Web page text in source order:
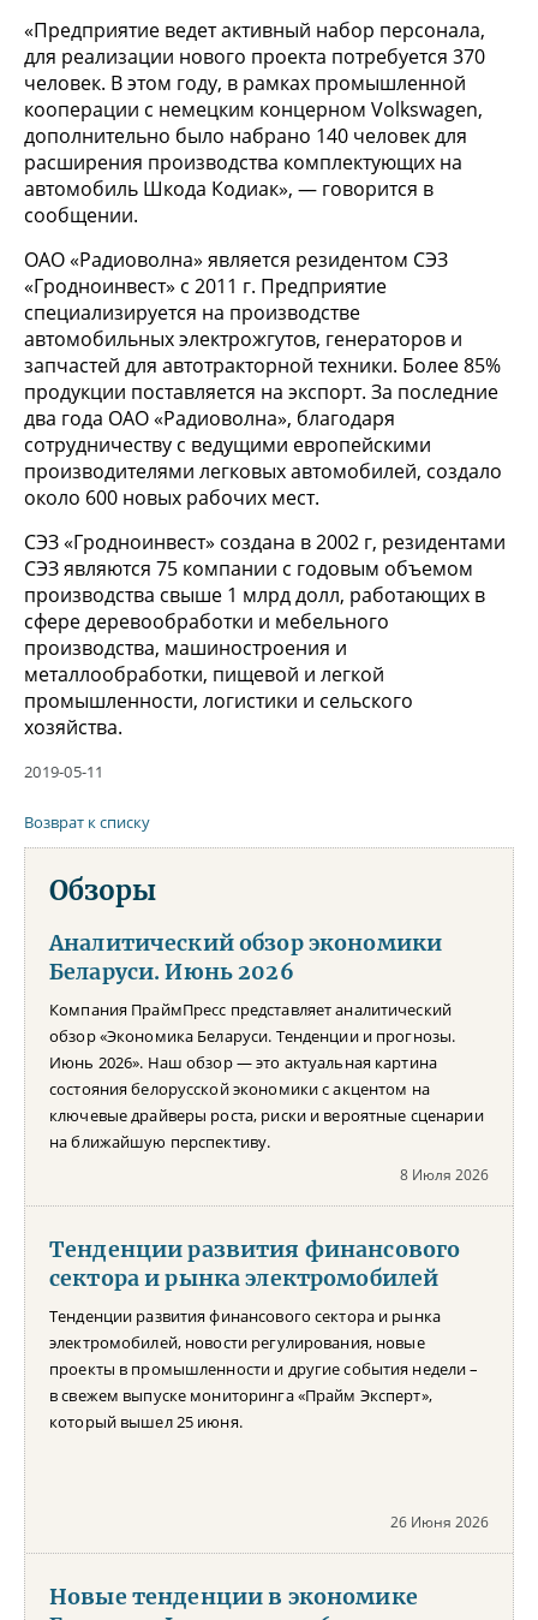
«Предприятие ведет активный набор персонала,
для реализации нового проекта потребуется 370
человек. В этом году, в рамках промышленной
кооперации с немецким концерном Volkswagen,
дополнительно было набрано 140 человек для
расширения производства комплектующих на
автомобиль Шкода Кодиак», — говорится в
сообщении.
ОАО «Радиоволна» является резидентом СЭЗ
«Гродноинвест» с 2011 г. Предприятие
специализируется на производстве
автомобильных электрожгутов, генераторов и
запчастей для автотракторной техники. Более 85%
продукции поставляется на экспорт. За последние
два года ОАО «Радиоволна», благодаря
сотрудничеству с ведущими европейскими
производителями легковых автомобилей, создало
около 600 новых рабочих мест.
СЭЗ «Гродноинвест» создана в 2002 г, резидентами
СЭЗ являются 75 компании с годовым объемом
производства свыше 1 млрд долл, работающих в
сфере деревообработки и мебельного
производства, машиностроения и
металлообработки, пищевой и легкой
промышленности, логистики и сельского
хозяйства.
2019-05-11
Возврат к списку
Обзоры
Аналитический обзор экономики
Беларуси. Июнь 2026
Компания ПраймПресс представляет аналитический
обзор «Экономика Беларуси. Тенденции и прогнозы.
Июнь 2026». Наш обзор — это актуальная картина
состояния белорусской экономики с акцентом на
ключевые драйверы роста, риски и вероятные сценарии
на ближайшую перспективу.
8 Июля 2026
Тенденции развития финансового
сектора и рынка электромобилей
Тенденции развития финансового сектора и рынка
электромобилей, новости регулирования, новые
проекты в промышленности и другие события недели –
в свежем выпуске мониторинга «Прайм Эксперт»,
который вышел 25 июня.
26 Июня 2026
Новые тенденции в экономике